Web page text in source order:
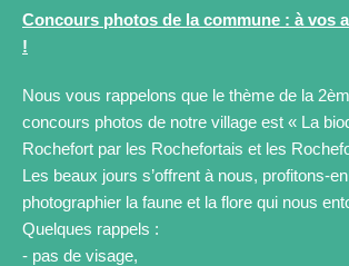
Concours photos de la commune : à vos
!
Nous vous rappelons que le thème de la
concours photos de notre village est « La
Rochefort par les Rochefortais et les
Les beaux jours s’offrent à nous, profitons-
photographier la faune et la flore qui nous
Quelques rappels :
- pas de visage,